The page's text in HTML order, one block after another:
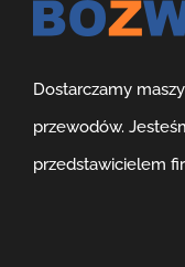
Dostarczamy
przewodów.
przedstawicielem